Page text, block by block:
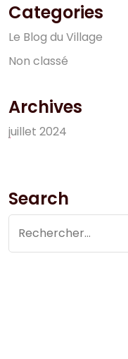
Categories
Le Blog du Village
Non classé
Archives
juillet 2024
Search